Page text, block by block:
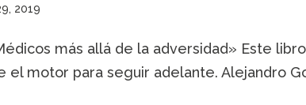
2019
más allá de la adversidad» Este
el motor para seguir adelante. Alejandro